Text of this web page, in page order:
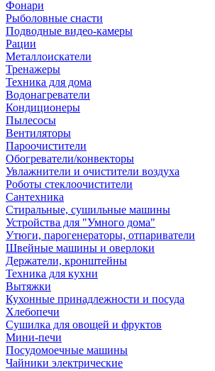
Фонари
Рыболовные снасти
Подводные видео-камеры
Рации
Металлоискатели
Тренажеры
Техника для дома
Водонагреватели
Кондиционеры
Пылесосы
Вентиляторы
Пароочистители
Обогреватели/конвекторы
Увлажнители и очистители воздуха
Роботы стеклоочистители
Сантехника
Стиральные, сушильные машины
Устройства для "Умного дома"
Утюги, парогенераторы, отпариватели
Швейные машины и оверлоки
Держатели, кронштейны
Техника для кухни
Вытяжки
Кухонные принадлежности и посуда
Хлебопечи
Сушилка для овощей и фруктов
Мини-печи
Посудомоечные машины
Чайники электрические